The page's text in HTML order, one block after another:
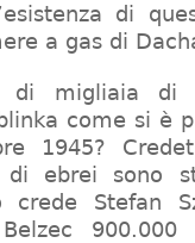
di
a gas di
di migliaia di
come si è
1945?
ebrei sono
Stefan